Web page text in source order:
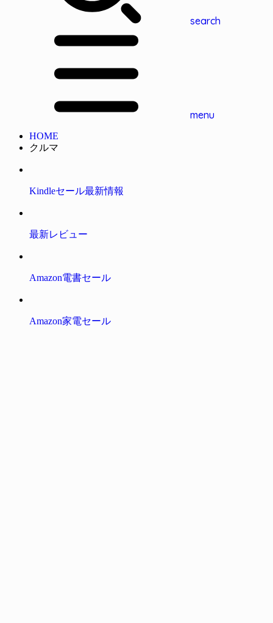
search
menu
HOME
クルマ
Kindleセール最新情報
最新レビュー
Amazon電書セール
Amazon家電セール